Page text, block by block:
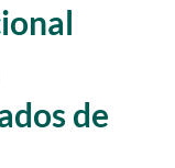
de